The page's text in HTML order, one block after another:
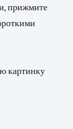
прижмите
картинку